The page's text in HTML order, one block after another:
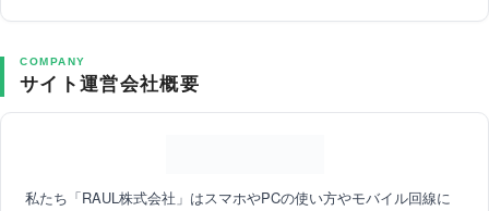
COMPANY
サイト運営会社概要
私たち「RAUL株式会社」はスマホやPCの使い方やモバイル回線に